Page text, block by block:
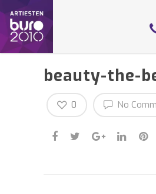
beauty-the-
No
0